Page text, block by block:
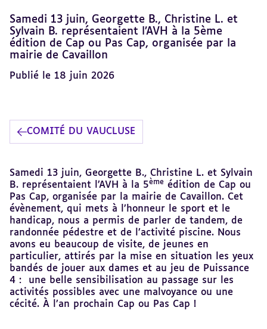
Samedi 13 juin, Georgette B., Christine L. et
Sylvain B. représentaient l’AVH à la 5ème
édition de Cap ou Pas Cap, organisée par la
mairie de Cavaillon
Publié le 18 juin 2026
COMITÉ DU VAUCLUSE
Samedi 13 juin, Georgette B., Christine L. et Sylvain
B. représentaient l’AVH à la 5ème édition de Cap ou
Pas Cap, organisée par la mairie de Cavaillon. Cet
évènement, qui mets à l’honneur le sport et le
handicap, nous a permis de parler de tandem, de
randonnée pédestre et de l’activité piscine. Nous
avons eu beaucoup de visite, de jeunes en
particulier, attirés par la mise en situation les yeux
bandés de jouer aux dames et au jeu de Puissance
4 : une belle sensibilisation au passage sur les
activités possibles avec une malvoyance ou une
cécité. À l’an prochain Cap ou Pas Cap !
au
sommaire